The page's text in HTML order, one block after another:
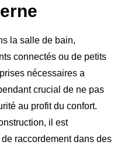
la salle de bain,
connectés ou de petits
nécessaires a
crucial de ne pas
au profit du confort.
il est
raccordement dans des